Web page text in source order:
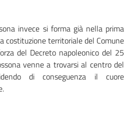
invece si forma già nella prima
costituzione territoriale del Comune
del Decreto napoleonico del 25
venne a trovarsi al centro del
di conseguenza il cuore